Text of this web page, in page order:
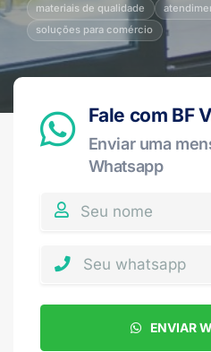
materiais de qualidade
soluções para comércio
Fale com BF
Enviar uma
Whatsapp
ENVIAR